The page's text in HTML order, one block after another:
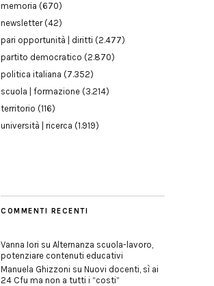
memoria (670)
newsletter(42)
pari opportunità | diritti (2.477)
partito democratico (2.870)
politica italiana (7.352)
scuola | formazione (3.214)
territorio (116)
università | ricerca (1.919)
COMMENTI RECENTI
Vanna Iori su Alternanza scuola-lavoro,
potenziare contenuti educativi
Manuela Ghizzoni su Nuovi docenti, sì ai
24 Cfu ma non a tutti i “costi”